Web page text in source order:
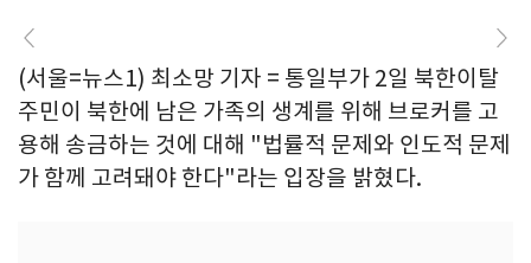
(서울=뉴스1) 최소망 기자 = 통일부가 2일 북한이탈
주민이 북한에 남은 가족의 생계를 위해 브로커를 고
용해 송금하는 것에 대해 "법률적 문제와 인도적 문제
가 함께 고려돼야 한다"라는 입장을 밝혔다.